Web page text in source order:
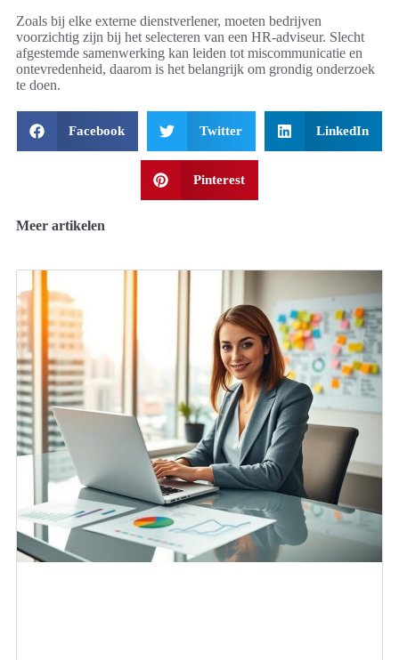
Zoals bij elke externe dienstverlener, moeten bedrijven
voorzichtig zijn bij het selecteren van een HR-adviseur. Slecht
afgestemde samenwerking kan leiden tot miscommunicatie en
ontevredenheid, daarom is het belangrijk om grondig onderzoek
te doen.
Facebook Twitter LinkedIn
Pinterest
Meer artikelen